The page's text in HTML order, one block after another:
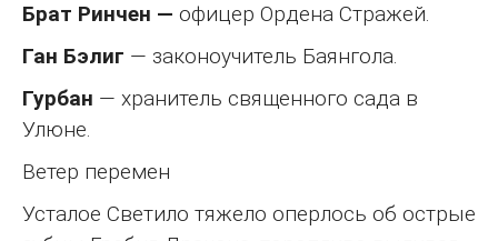
Брат Ринчен — офицер Ордена Стражей.
Ган Бэлиг — законоучитель Баянгола.
Гурбан — хранитель священного сада в
Улюне.
Ветер перемен
Усталое Светило тяжело оперлось об острые